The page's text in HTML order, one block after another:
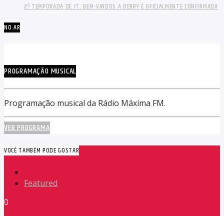
2ª TEMPORADA DE IT: BEM-VINDOS A DERRY É OFICIALMENTE CONFIRMADA
NO AR
PROGRAMAÇÃO MUSICAL
Programação musical da Rádio Máxima FM.
VER PROGRAMA
VOCÊ TAMBÉM PODE GOSTAR
Featured
0